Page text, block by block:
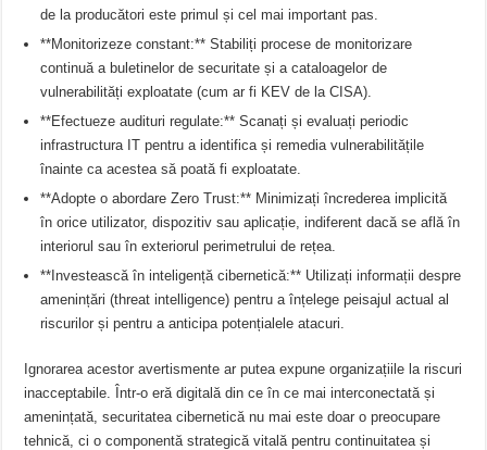
de la producători este primul și cel mai important pas.
**Monitorizeze constant:** Stabiliți procese de monitorizare
continuă a buletinelor de securitate și a cataloagelor de
vulnerabilități exploatate (cum ar fi KEV de la CISA).
**Efectueze audituri regulate:** Scanați și evaluați periodic
infrastructura IT pentru a identifica și remedia vulnerabilitățile
înainte ca acestea să poată fi exploatate.
**Adopte o abordare Zero Trust:** Minimizați încrederea implicită
în orice utilizator, dispozitiv sau aplicație, indiferent dacă se află în
interiorul sau în exteriorul perimetrului de rețea.
**Investească în inteligență cibernetică:** Utilizați informații despre
amenințări (threat intelligence) pentru a înțelege peisajul actual al
riscurilor și pentru a anticipa potențialele atacuri.
Ignorarea acestor avertismente ar putea expune organizațiile la riscuri
inacceptabile. Într-o eră digitală din ce în ce mai interconectată și
amenințată, securitatea cibernetică nu mai este doar o preocupare
tehnică, ci o componentă strategică vitală pentru continuitatea și